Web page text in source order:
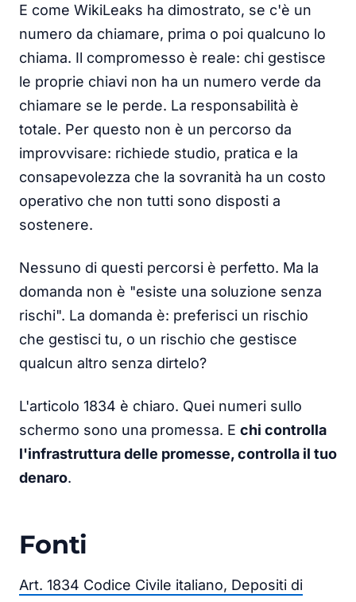
E come WikiLeaks ha dimostrato, se c'è un
numero da chiamare, prima o poi qualcuno lo
chiama. Il compromesso è reale: chi gestisce
le proprie chiavi non ha un numero verde da
chiamare se le perde. La responsabilità è
totale. Per questo non è un percorso da
improvvisare: richiede studio, pratica e la
consapevolezza che la sovranità ha un costo
operativo che non tutti sono disposti a
sostenere.
Nessuno di questi percorsi è perfetto. Ma la
domanda non è "esiste una soluzione senza
rischi". La domanda è: preferisci un rischio
che gestisci tu, o un rischio che gestisce
qualcun altro senza dirtelo?
L'articolo 1834 è chiaro. Quei numeri sullo
schermo sono una promessa. E chi controlla
l'infrastruttura delle promesse, controlla il tuo
denaro.
Fonti
Art. 1834 Codice Civile italiano, Depositi di